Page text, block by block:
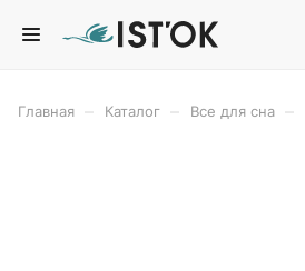
Главная Каталог Все для сна